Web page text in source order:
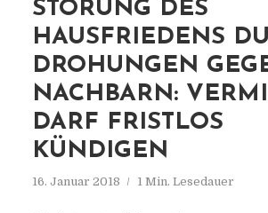
STÖRUNG DES
HAUSFRIEDENS
DROHUNGEN
NACHBARN:
DARF FRISTLOS
KÜNDIGEN
16. Januar 2018 1 Min. Lesedauer